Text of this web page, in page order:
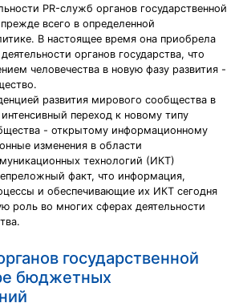
PR-служб органов государственной
всего в определенной
В настоящее время она приобрела
органов государства, что
человечества в новую фазу развития -
развития мирового сообщества в
интенсивный переход к новому типу
- открытому информационному
изменения в области
технологий (ИКТ)
факт, что информация,
и обеспечивающие их ИКТ сегодня
роль во многих сферах деятельности
государственной
бюджетных